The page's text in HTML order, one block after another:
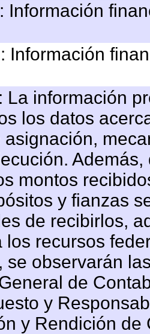
Información
Información
La información
los datos
asignación,
montos
y fianzas
de recibirlos,
los recursos
se observarán
de
y
y Rendición